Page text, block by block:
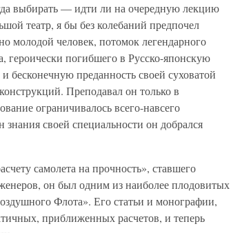
выбирать — идти ли на очередную лекцию
театр, я бы без колебаний предпочел
молодой человек, потомок легендарного
героически погибшего в Русско-японскую
преданность своей суховатой
Преподавал он только в
ограничивалось всего-навсего
своей специальности он добрался
самолета на прочность», ставшего
он был одним из наиболее плодовитых
Флота». Его статьи и монографии,
приближенных расчетов, и теперь